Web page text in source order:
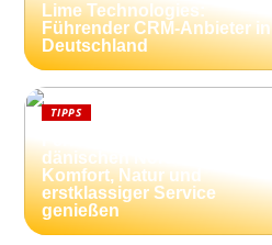
Lime Technologies:
Führender CRM-Anbieter in
Deutschland
TIPPS
dänischen Nordseeküste:
Komfort, Natur und
erstklassiger Service
genießen